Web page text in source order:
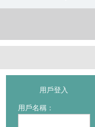
用戶登入
用戶名稱：